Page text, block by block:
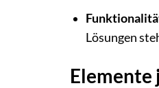
Lösungen